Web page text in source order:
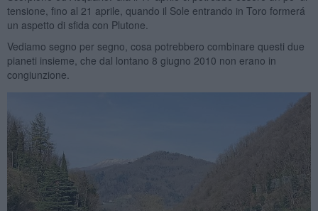
tensione, fino al 21 aprile, quando il Sole entrando in Toro formerá
un aspetto di sfida con Plutone.
Vediamo segno per segno, cosa potrebbero combinare questi due
pianeti insieme, che dal lontano 8 giugno 2010 non erano in
congiunzione.